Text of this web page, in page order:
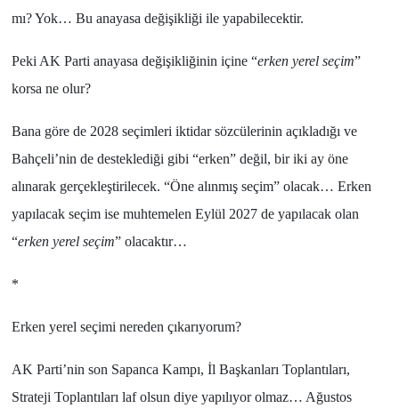
mı? Yok… Bu anayasa değişikliği ile yapabilecektir.
Peki AK Parti anayasa değişikliğinin içine “erken yerel seçim”
korsa ne olur?
Bana göre de 2028seçimleri iktidar sözcülerinin açıkladığı ve
Bahçeli’nin de desteklediği gibi “erken” değil, bir iki ay öne
alınarak gerçekleştirilecek. “Öne alınmış seçim” olacak… Erken
yapılacak seçim ise muhtemelen Eylül 2027de yapılacak olan
“erken yerel seçim” olacaktır…
*
Erken yerel seçimi nereden çıkarıyorum?
AK Parti’nin son Sapanca Kampı, İl Başkanları Toplantıları,
Strateji Toplantıları laf olsun diye yapılıyor olmaz… Ağustos